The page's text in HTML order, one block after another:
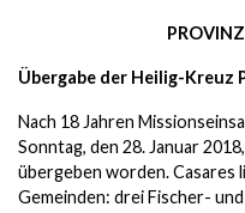
PROVINZ
Übergabe der Heilig-Kreuz
Nach 18 Jahren
Sonntag, den 28. Januar
übergeben worden. Casares
Gemeinden: drei Fischer-